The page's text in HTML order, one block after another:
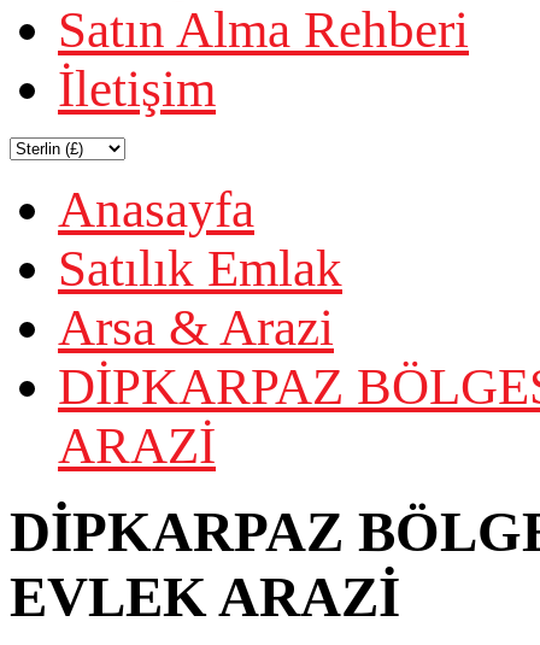
Satın Alma Rehberi
İletişim
Anasayfa
Satılık Emlak
Arsa & Arazi
DİPKARPAZ
ARAZİ
DİPKARPAZ
EVLEK ARAZİ